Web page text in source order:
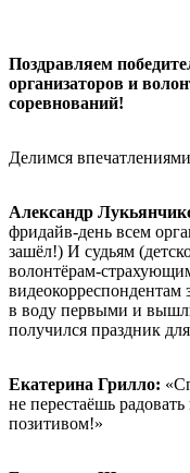
Поздравляем
организаторов и
соревнований!
Делимся
Александр
фридайв-день всем
зашёл!) И судьям
волонтёрам-
видеокорреспондентам
в воду первыми и
получился праздник
Екатерина Грилло:
не перестаёшь
позитивом!»